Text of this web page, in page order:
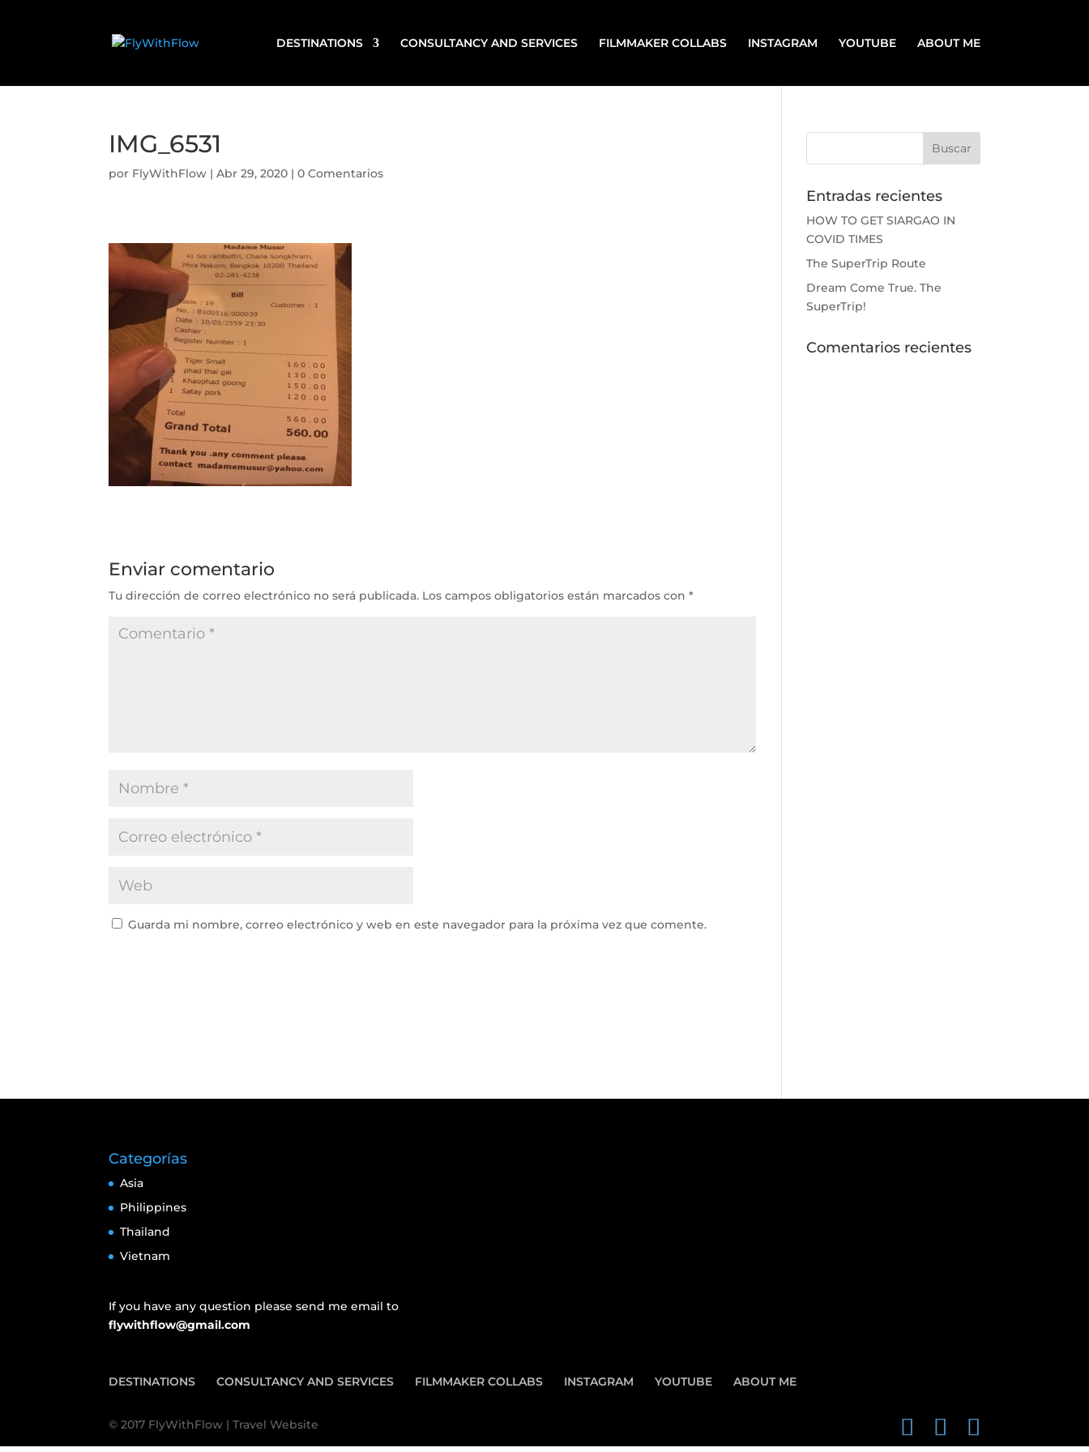
DESTINATIONS CONSULTANCY AND SERVICES FILMMAKER COLLABS INSTAGRAM YOUTUBE ABOUT ME
IMG_6531
por FlyWithFlow |Abr 29, 2020 |0 Comentarios
Enviar comentario
Tu dirección de correo electrónico no será publicada. Los campos obligatorios están marcados con*
Guarda mi nombre, correo electrónico y web en este navegador para la próxima vez que comente.
Entradas recientes
HOW TO GET SIARGAO IN
COVID TIMES
The SuperTrip Route
Dream Come True. The
SuperTrip!
Comentarios recientes
Categorías
Asia
Philippines
Thailand
Vietnam
If you have any question please send me email to
flywithflow@gmail.com
DESTINATIONS CONSULTANCY AND SERVICES FILMMAKER COLLABS INSTAGRAM YOUTUBE ABOUT ME
© 2017 FlyWithFlow | Travel Website